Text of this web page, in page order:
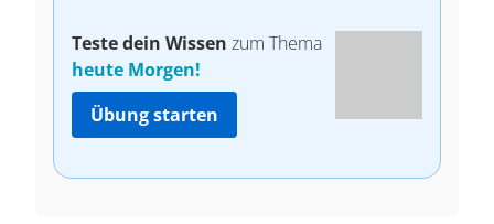
Teste dein Wissen zum Thema
heute Morgen!
Übung starten